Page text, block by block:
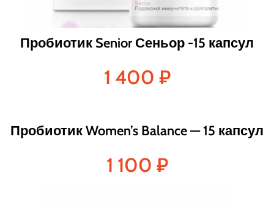
Пробиотик Senior Сеньор -15 капсул
1 400 ₽
Пробиотик Women’s Balance — 15 капсул
1 100 ₽